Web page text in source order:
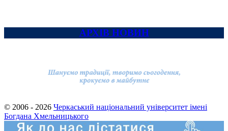
АРХІВ НОВИН
© 2006 - 2026 Черкаський національний університет імені
Богдана Хмельницького